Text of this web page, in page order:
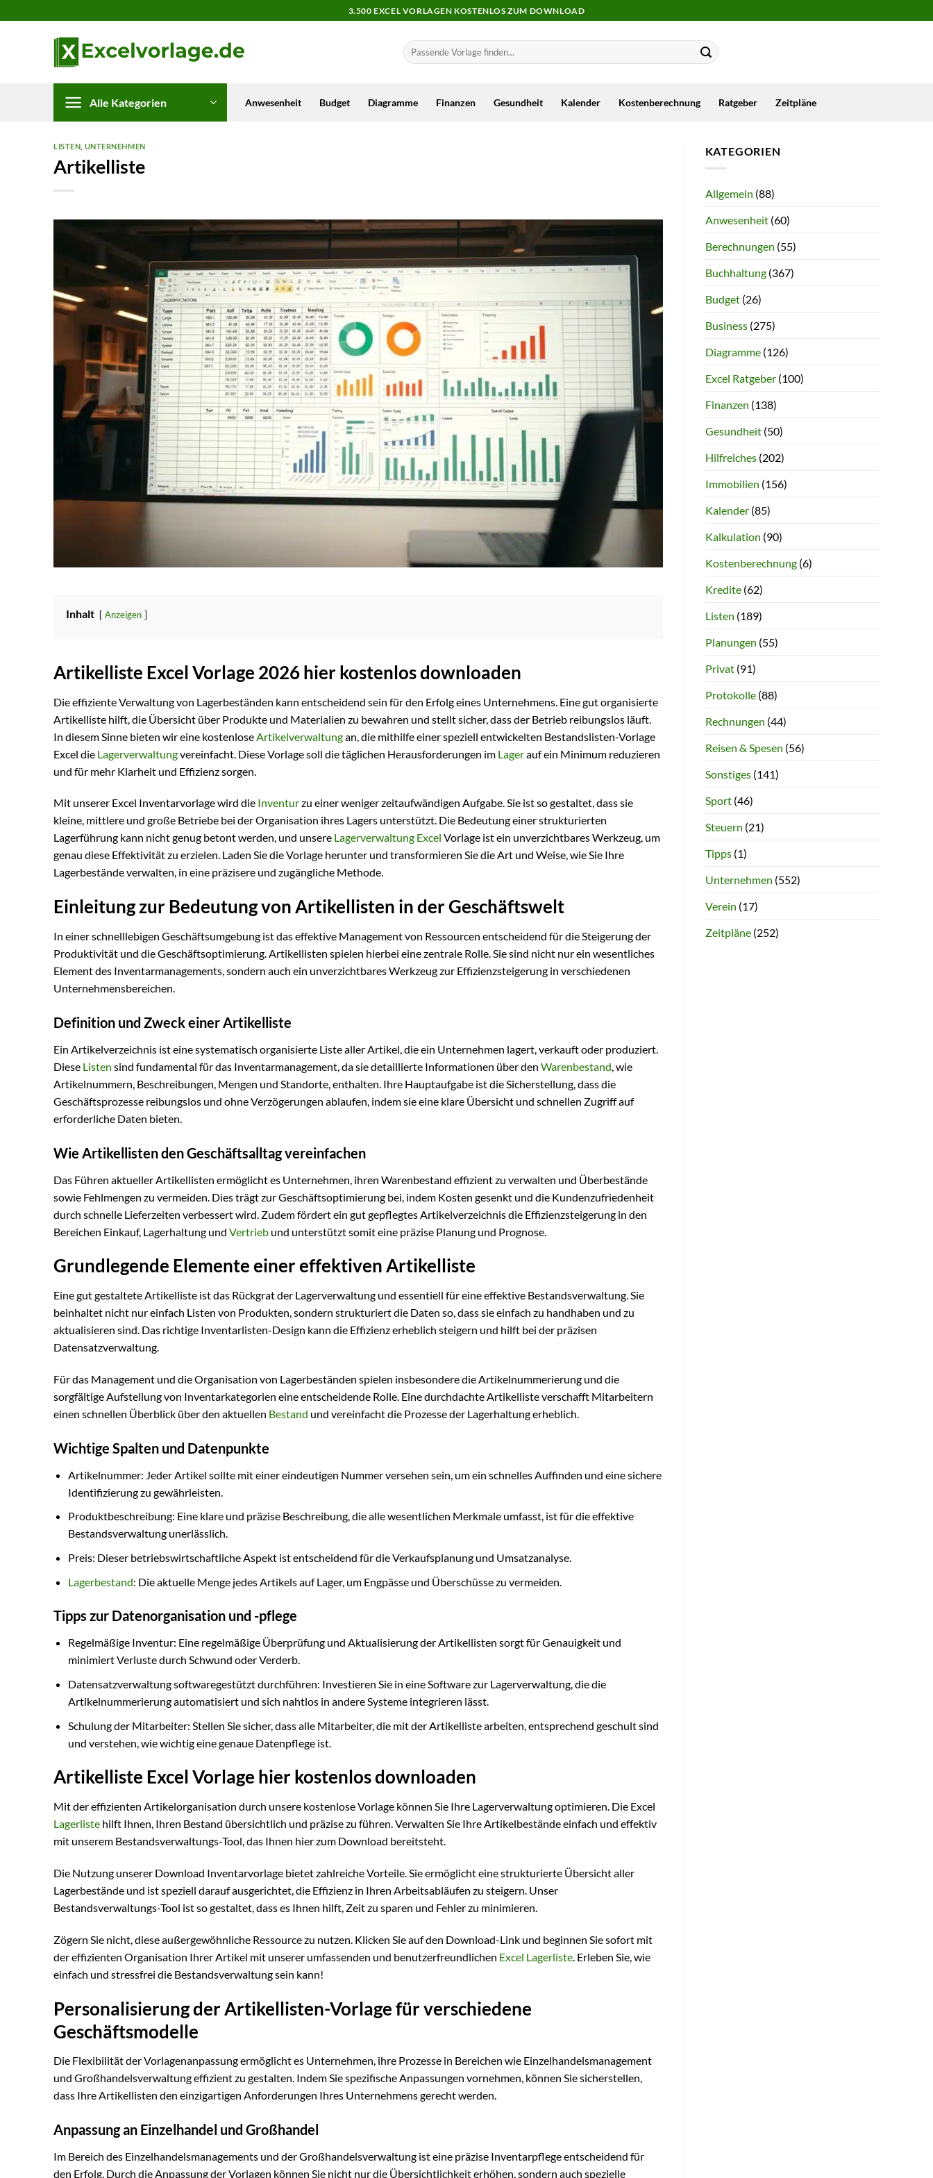
Inhalt
3.500 EXCEL VORLAGEN KOSTENLOS ZUM DOWNLOAD
Alle Kategorien Anwesenheit Budget Diagramme Finanzen Gesundheit Kalender Kostenberechnung Ratgeber Zeitpläne
LISTEN UNTERNEHMEN
Artikelliste
Inhalt Anzeigen
Artikelliste Excel Vorlage 2026 hier kostenlos downloaden
Die effiziente Verwaltung von Lagerbeständen kann entscheidend sein für den Erfolg eines Unternehmens. Eine gut organisierte
Artikelliste hilft, die Übersicht über Produkte und Materialien zu bewahren und stellt sicher, dass der Betrieb reibungslos läuft.
In diesem Sinne bieten wir eine kostenlose Artikelverwaltungan, die mithilfe einer speziell entwickelten Bestandslisten-Vorlage
Excel die Lagerverwaltungvereinfacht. Diese Vorlage soll die täglichen Herausforderungen im Lagerauf ein Minimum reduzieren
und für mehr Klarheit und Effizienz sorgen.
Mit unserer Excel Inventarvorlage wird die Inventurzu einer weniger zeitaufwändigen Aufgabe. Sie ist so gestaltet, dass sie
kleine, mittlere und große Betriebe bei der Organisation ihres Lagers unterstützt. Die Bedeutung einer strukturierten
Lagerführung kann nicht genug betont werden, und unsere Lagerverwaltung Excel Vorlage ist ein unverzichtbares Werkzeug, um
genau diese Effektivität zu erzielen. Laden Sie die Vorlage herunter und transformieren Sie die Art und Weise, wie Sie Ihre
Lagerbestände verwalten, in eine präzisere und zugängliche Methode.
Einleitung zur Bedeutung von Artikellisten in der Geschäftswelt
In einer schnelllebigen Geschäftsumgebung ist das effektive Management von Ressourcen entscheidend für die Steigerung der
Produktivität und die Geschäftsoptimierung. Artikellisten spielen hierbei eine zentrale Rolle. Sie sind nicht nur ein wesentliches
Element des Inventarmanagements, sondern auch ein unverzichtbares Werkzeug zur Effizienzsteigerung in verschiedenen
Unternehmensbereichen.
Definition und Zweck einer Artikelliste
Ein Artikelverzeichnis ist eine systematisch organisierte Liste aller Artikel, die ein Unternehmen lagert, verkauft oder produziert.
Diese Listen sind fundamental für das Inventarmanagement, da sie detaillierte Informationen über den Warenbestand, wie
Artikelnummern, Beschreibungen, Mengen und Standorte, enthalten. Ihre Hauptaufgabe ist die Sicherstellung, dass die
Geschäftsprozesse reibungslos und ohne Verzögerungen ablaufen, indem sie eine klare Übersicht und schnellen Zugriff auf
erforderliche Daten bieten.
Wie Artikellisten den Geschäftsalltag vereinfachen
Das Führen aktueller Artikellisten ermöglicht es Unternehmen, ihren Warenbestand effizient zu verwalten und Überbestände
sowie Fehlmengen zu vermeiden. Dies trägt zur Geschäftsoptimierung bei, indem Kosten gesenkt und die Kundenzufriedenheit
durch schnelle Lieferzeiten verbessert wird. Zudem fördert ein gut gepflegtes Artikelverzeichnis die Effizienzsteigerung in den
Bereichen Einkauf, Lagerhaltung und Vertrieb und unterstützt somit eine präzise Planung und Prognose.
Grundlegende Elemente einer effektiven Artikelliste
Eine gut gestaltete Artikelliste ist das Rückgrat der Lagerverwaltung und essentiell für eine effektive Bestandsverwaltung. Sie
beinhaltet nicht nur einfach Listen von Produkten, sondern strukturiert die Daten so, dass sie einfach zu handhaben und zu
aktualisieren sind. Das richtige Inventarlisten-Design kann die Effizienz erheblich steigern und hilft bei der präzisen
Datensatzverwaltung.
Für das Management und die Organisation von Lagerbeständen spielen insbesondere die Artikelnummerierung und die
sorgfältige Aufstellung von Inventarkategorien eine entscheidende Rolle. Eine durchdachte Artikelliste verschafft Mitarbeitern
einen schnellen Überblick über den aktuellen Bestand und vereinfacht die Prozesse der Lagerhaltung erheblich.
Wichtige Spalten und Datenpunkte
Artikelnummer: Jeder Artikel sollte mit einer eindeutigen Nummer versehen sein, um ein schnelles Auffinden und eine sichere
Identifizierung zu gewährleisten.
Produktbeschreibung: Eine klare und präzise Beschreibung, die alle wesentlichen Merkmale umfasst, ist für die effektive
Bestandsverwaltung unerlässlich.
Preis: Dieser betriebswirtschaftliche Aspekt ist entscheidend für die Verkaufsplanung und Umsatzanalyse.
Lagerbestand: Die aktuelle Menge jedes Artikels auf Lager, um Engpässe und Überschüsse zu vermeiden.
Tipps zur Datenorganisation und -pflege
Regelmäßige Inventur: Eine regelmäßige Überprüfung und Aktualisierung der Artikellisten sorgt für Genauigkeit und
minimiert Verluste durch Schwund oder Verderb.
Datensatzverwaltung softwaregestützt durchführen: Investieren Sie in eine Software zur Lagerverwaltung, die die
Artikelnummerierung automatisiert und sich nahtlos in andere Systeme integrieren lässt.
Schulung der Mitarbeiter: Stellen Sie sicher, dass alle Mitarbeiter, die mit der Artikelliste arbeiten, entsprechend geschult sind
und verstehen, wie wichtig eine genaue Datenpflege ist.
Artikelliste Excel Vorlage hier kostenlos downloaden
Mit der effizienten Artikelorganisation durch unsere kostenlose Vorlage können Sie Ihre Lagerverwaltung optimieren. Die Excel
Lagerliste hilft Ihnen, Ihren Bestand übersichtlich und präzise zu führen. Verwalten Sie Ihre Artikelbestände einfach und effektiv
mit unserem Bestandsverwaltungs-Tool, das Ihnen hier zum Download bereitsteht.
Die Nutzung unserer Download Inventarvorlage bietet zahlreiche Vorteile. Sie ermöglicht eine strukturierte Übersicht aller
Lagerbestände und ist speziell darauf ausgerichtet, die Effizienz in Ihren Arbeitsabläufen zu steigern. Unser
Bestandsverwaltungs-Tool ist so gestaltet, dass es Ihnen hilft, Zeit zu sparen und Fehler zu minimieren.
Zögern Sie nicht, diese außergewöhnliche Ressource zu nutzen. Klicken Sie auf den Download-Link und beginnen Sie sofort mit
der effizienten Organisation Ihrer Artikel mit unserer umfassenden und benutzerfreundlichen Excel Lagerliste. Erleben Sie, wie
einfach und stressfrei die Bestandsverwaltung sein kann!
Personalisierung der Artikellisten-Vorlage für verschiedene
Geschäftsmodelle
Die Flexibilität der Vorlagenanpassung ermöglicht es Unternehmen, ihre Prozesse in Bereichen wie Einzelhandelsmanagement
und Großhandelsverwaltung effizient zu gestalten. Indem Sie spezifische Anpassungen vornehmen, können Sie sicherstellen,
dass Ihre Artikellisten den einzigartigen Anforderungen Ihres Unternehmens gerecht werden.
Anpassung an Einzelhandel und Großhandel
Im Bereich des Einzelhandelsmanagements und der Großhandelsverwaltung ist eine präzise Inventarpflege entscheidend für
den Erfolg. Durch die Anpassung der Vorlagen können Sie nicht nur die Übersichtlichkeit erhöhen, sondern auch spezielle
KATEGORIEN
Allgemein (88)
Anwesenheit(60)
Berechnungen (55)
Buchhaltung(367)
Budget(26)
Business(275)
Diagramme(126)
Excel Ratgeber(100)
Finanzen (138)
Gesundheit(50)
Hilfreiches(202)
Immobilien (156)
Kalender(85)
Kalkulation (90)
Kostenberechnung(6)
Kredite(62)
Listen (189)
Planungen (55)
Privat(91)
Protokolle(88)
Rechnungen (44)
Reisen & Spesen (56)
Sonstiges(141)
Sport(46)
Steuern (21)
Tipps(1)
Unternehmen (552)
Verein (17)
Zeitpläne(252)